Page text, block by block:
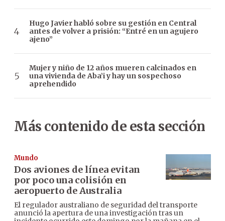
Hugo Javier habló sobre su gestión en Central
antes de volver a prisión: “Entré en un agujero
ajeno”
Mujer y niño de 12 años mueren calcinados en
una vivienda de Aba’i y hay un sospechoso
aprehendido
Más contenido de esta sección
Mundo
Dos aviones de línea evitan
por poco una colisión en
aeropuerto de Australia
El regulador australiano de seguridad del transporte
anunció la apertura de una investigación tras un